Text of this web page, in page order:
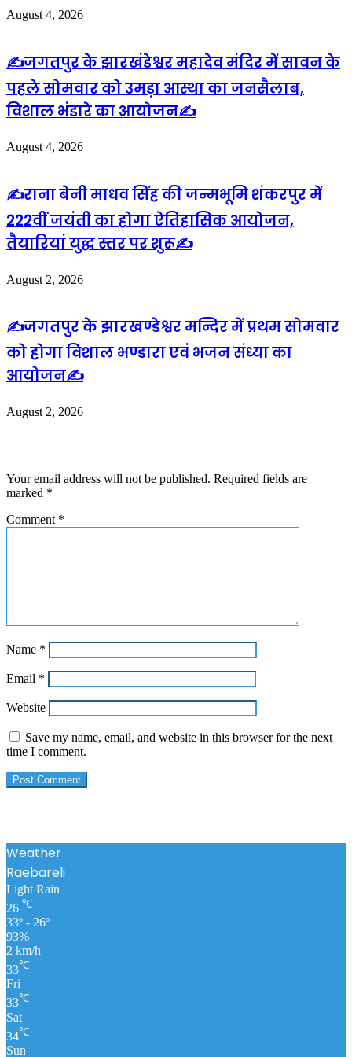
August 4, 2026
✍️जगतपुर के झारखंडेश्वर महादेव मंदिर में सावन के
पहले सोमवार को उमड़ा आस्था का जनसैलाब,
विशाल भंडारे का आयोजन✍️
August 4, 2026
✍️राना बेनी माधव सिंह की जन्मभूमि शंकरपुर में
222वीं जयंती का होगा ऐतिहासिक आयोजन,
तैयारियां युद्ध स्तर पर शुरू✍️
August 2, 2026
✍️जगतपुर के झारखण्डेश्वर मन्दिर में प्रथम सोमवार
को होगा विशाल भण्डारा एवं भजन संध्या का
आयोजन✍️
August 2, 2026
Your email address will not be published. Required fields are
marked *
Comment *
Name *
Email *
Website
Save my name, email, and website in this browser for the next
time I comment.
Weather
Raebareli
Light Rain
26 ℃
33º - 26º
93%
2 km/h
33℃
Fri
33℃
Sat
34℃
Sun